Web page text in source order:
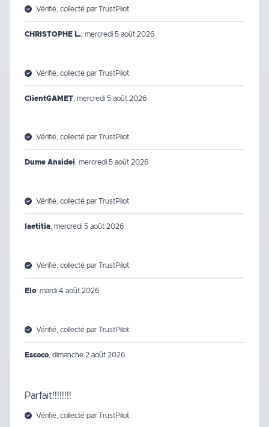
Vérifié, collecté par TrustPilot
CHRISTOPHE L. mercredi 5 août 2026
Vérifié, collecté par TrustPilot
ClientGAMET mercredi 5 août 2026
Vérifié, collecté par TrustPilot
Dume Ansidei, mercredi 5 août 2026
Vérifié, collecté par TrustPilot
laetitia mercredi 5 août 2026
Vérifié, collecté par TrustPilot
Elo, mardi 4 août 2026
Vérifié, collecté par TrustPilot
Escoco, dimanche 2 août 2026
Parfait!!!!!!!!
Vérifié, collecté par TrustPilot